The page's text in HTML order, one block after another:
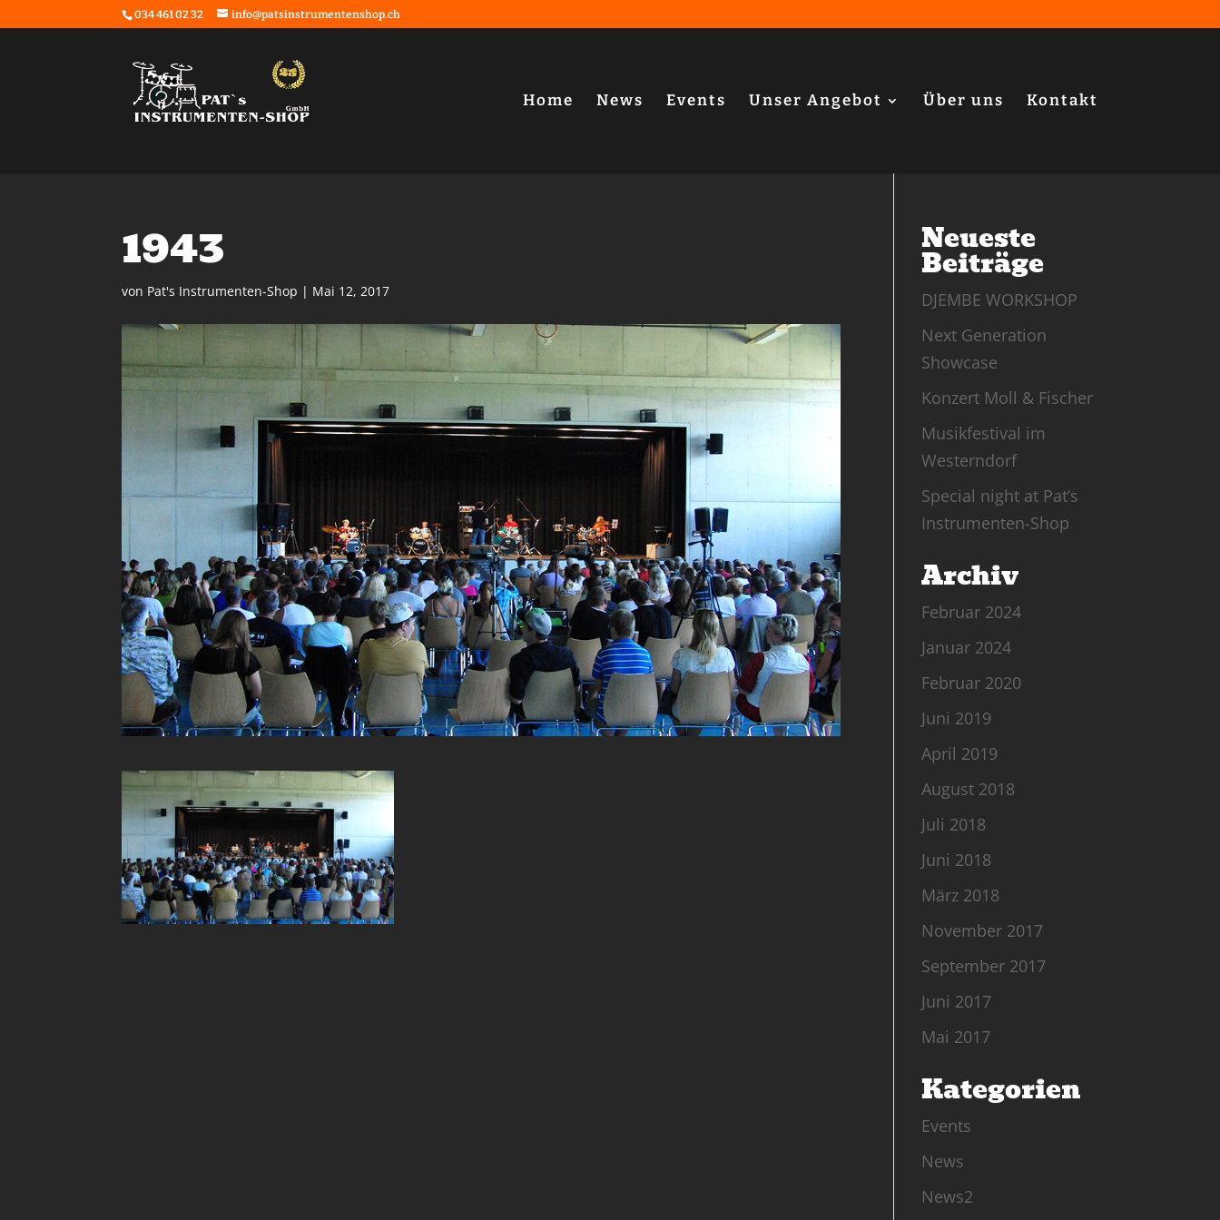
034 461 02 32 info@patsinstrumentenshop.ch
Home News Events Unser Angebot Über uns Kontakt
1943
von Pat's Instrumenten-Shop | Mai 12, 2017
Neueste
Beiträge
DJEMBE WORKSHOP
Next Generation
Showcase
Konzert Moll & Fischer
Musikfestival im
Westerndorf
Special night at Pat’s
Instrumenten-Shop
Archiv
Februar 2024
Januar 2024
Februar 2020
Juni 2019
April 2019
August 2018
Juli 2018
Juni 2018
März 2018
November 2017
September 2017
Juni 2017
Mai 2017
Kategorien
Events
News
News2